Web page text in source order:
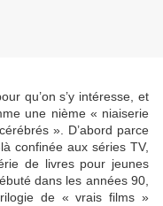
qu’on s’y intéresse, et
une nième « niaiserie
». D’abord parce
confinée aux séries TV,
de livres pour jeunes
dans les années 90,
de « vrais films »